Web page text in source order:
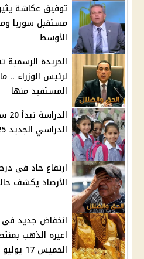
توفيق عكاشة
مستقبل سوريا
الأوسط
لرئيس الوزراء ..
المستفيد منها
الدراسي الجديد 2025-2026 في مصر
ارتفاع حاد فى
الأرصاد يكشف
اعيره الذهب
الخميس 17 يوليو 2025